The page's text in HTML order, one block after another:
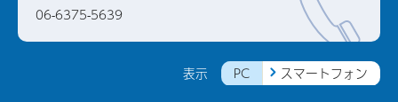
表示 PC スマートフォン
06-6375-5639